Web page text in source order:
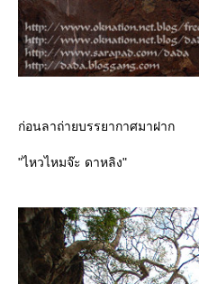
ก่อนลาถ่ายบรรยากาศมาฝาก
"ไหวไหมจ๊ะ ดาหลิง"